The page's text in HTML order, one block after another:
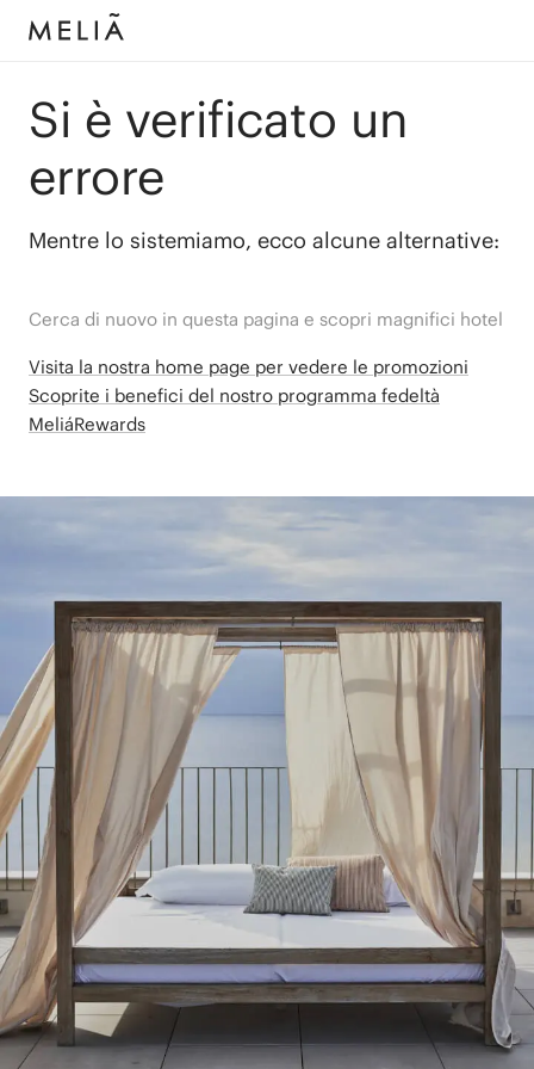
Si è verificato un
errore
Mentre lo sistemiamo, ecco alcune alternative:
Cerca di nuovo in questa pagina e scopri magnifici hotel
Visita la nostra home page per vedere le promozioni
Scoprite i benefici del nostro programma fedeltà
MeliáRewards